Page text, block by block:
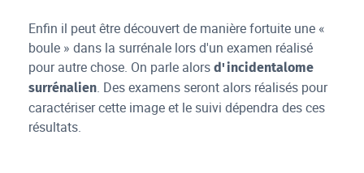
Enfin il peut être découvert de manière fortuite une «
boule » dans la surrénale lors d'un examen réalisé
pour autre chose. On parle alorsd'incidentalome
surrénalien. Des examens seront alors réalisés pour
caractériser cette image et le suivi dépendra des ces
résultats.